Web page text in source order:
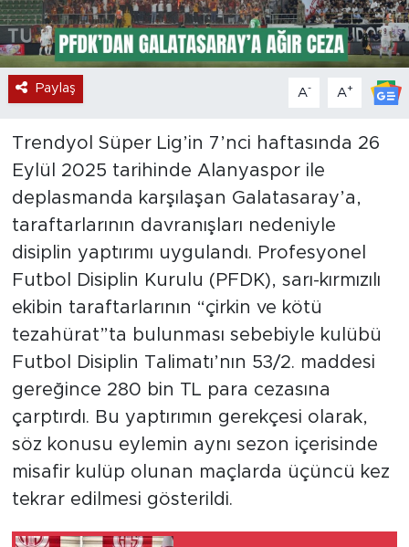
Paylaş A- A+
Trendyol Süper Lig’in 7’nci haftasında 26
Eylül 2025 tarihinde Alanyaspor ile
deplasmanda karşılaşan Galatasaray’a,
taraftarlarının davranışları nedeniyle
disiplin yaptırımı uygulandı. Profesyonel
Futbol Disiplin Kurulu (PFDK), sarı-kırmızılı
ekibin taraftarlarının “çirkin ve kötü
tezahürat”ta bulunması sebebiyle kulübü
Futbol Disiplin Talimatı’nın 53/2. maddesi
gereğince 280 bin TL para cezasına
çarptırdı. Bu yaptırımın gerekçesi olarak,
söz konusu eylemin aynı sezon içerisinde
misafir kulüp olunan maçlarda üçüncü kez
tekrar edilmesi gösterildi.